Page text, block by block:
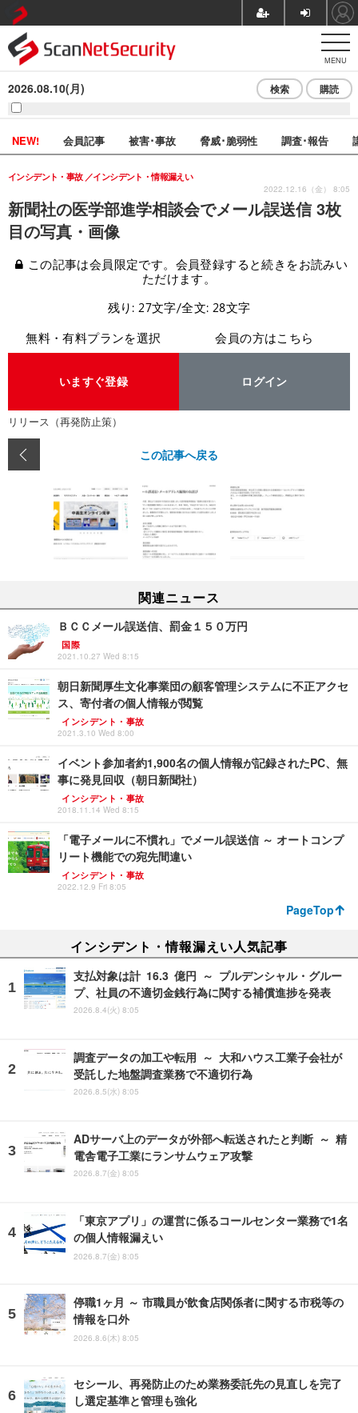
MENU
2026.08.10(月) 検索 購読
NEW! 会員記事 被害･事故 脅威･脆弱性 調査･報告
新聞社の医学部進学相談会でメール誤送信 3枚
目の写真・画像
インシデント・事故 インシデント・情報漏えい
2022.12.16（金） 8:05
この記事は会員限定です。会員登録すると続きをお読みい
ただけます。
残り: 27文字/全文: 28文字
無料・有料プランを選択
いますぐ登録
会員の方はこちら
ログイン
リリース（再発防止策）
この記事へ戻る
関連ニュース
ＢＣＣメール誤送信、罰金１５０万円
国際
2021.10.27 Wed 8:15
朝日新聞厚生文化事業団の顧客管理システムに不正アクセ
ス、寄付者の個人情報が閲覧
インシデント・事故
2021.3.10 Wed 8:00
イベント参加者約1,900名の個人情報が記録されたPC、無
事に発見回収（朝日新聞社）
インシデント・事故
2018.11.14 Wed 8:15
「電子メールに不慣れ」でメール誤送信 ～ オートコンプ
リート機能での宛先間違い
インシデント・事故
2022.12.9 Fri 8:05
PageTop
インシデント・情報漏えい人気記事
支払対象は計 16.3 億円 ～ プルデンシャル・グルー
プ、社員の不適切金銭行為に関する補償進捗を発表
2026.8.4(火) 8:05
調査データの加工や転用 ～ 大和ハウス工業子会社が
受託した地盤調査業務で不適切行為
2026.8.5(水) 8:05
ADサーバ上のデータが外部へ転送されたと判断 ～ 精
電舎電子工業にランサムウェア攻撃
2026.8.7(金) 8:05
「東京アプリ」の運営に係るコールセンター業務で1名
の個人情報漏えい
2026.8.7(金) 8:05
停職1ヶ月 ～ 市職員が飲食店関係者に関する市税等の
情報を口外
2026.8.6(木) 8:05
セシール、再発防止のため業務委託先の見直しを完了
し選定基準と管理も強化